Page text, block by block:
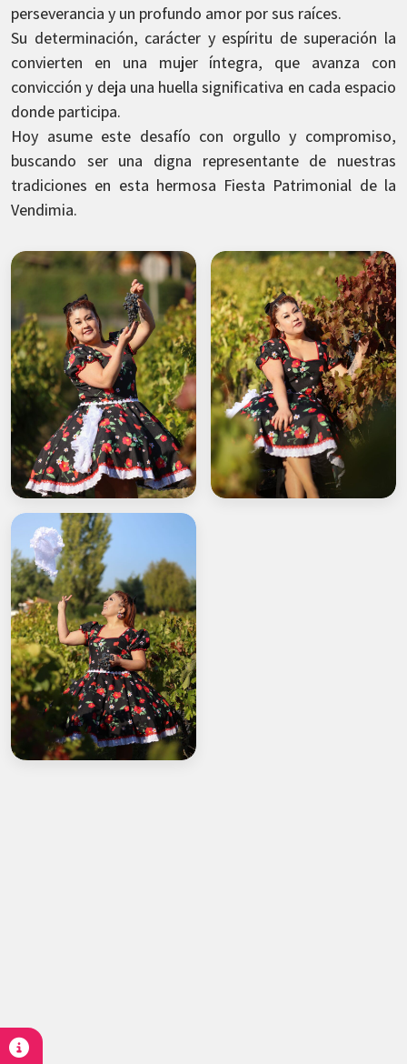
perseverancia y un profundo amor por sus raíces.
Su determinación, carácter y espíritu de superación la
convierten en una mujer íntegra, que avanza con
convicción y deja una huella significativa en cada espacio
donde participa.
Hoy asume este desafío con orgullo y compromiso,
buscando ser una digna representante de nuestras
tradiciones en esta hermosa Fiesta Patrimonial de la
Vendimia.